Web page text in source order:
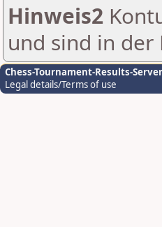
Hinweis2
und sind in
Chess-Tournament-Results-Server
Legal details/Terms of use